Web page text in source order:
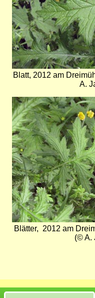
Blatt, 2012 am
A.
Bild
Blätter, 2012 am
(© A.